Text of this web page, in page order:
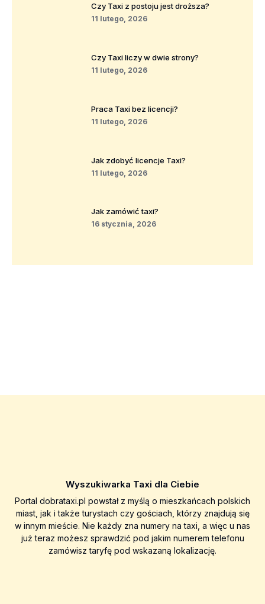
Czy Taxi z postoju jest droższa?
11 lutego, 2026
Czy Taxi liczy w dwie strony?
11 lutego, 2026
Praca Taxi bez licencji?
11 lutego, 2026
Jak zdobyć licencje Taxi?
11 lutego, 2026
Jak zamówić taxi?
16 stycznia, 2026
Wyszukiwarka Taxi dla Ciebie
Portal dobrataxi.pl powstał z myślą o mieszkańcach polskich
miast, jak i także turystach czy gościach, którzy znajdują się
w innym mieście. Nie każdy zna numery na taxi, a więc u nas
już teraz możesz sprawdzić pod jakim numerem telefonu
zamówisz taryfę pod wskazaną lokalizację.